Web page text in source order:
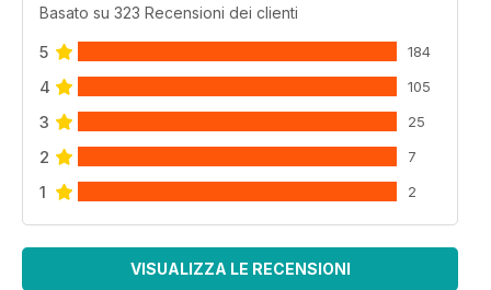
Basato su 323 Recensioni dei clienti
5 184
4 105
3 25
2 7
1 2
VISUALIZZA LE RECENSIONI